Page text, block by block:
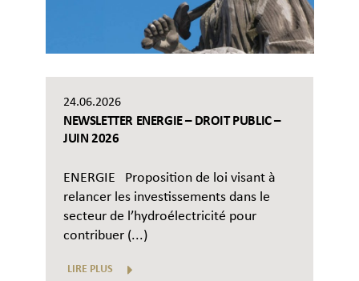
24.06.2026
NEWSLETTER ENERGIE – DROIT PUBLIC –
JUIN 2026
ENERGIE Proposition de loi visant à
relancer les investissements dans le
secteur de l’hydroélectricité pour
contribuer (...)
LIRE PLUS